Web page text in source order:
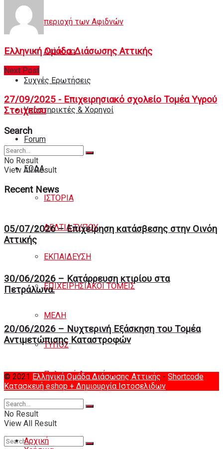
περιοχή των Αφιδνών
Διάφορα
Συχνές Ερωτήσεις
Υποστηρικτές & Χορηγοί
Forum
ΕΟΔA
ΙΣΤΟΡΙΑ
ΔΕΛΤΙΑ ΤΥΠΟΥ
ΕΚΠΑΙΔΕΥΣΗ
ΕΠΙΧΕΙΡΗΣΙΑΚΟΙ ΤΟΜΕΙΣ
ΜΕΛΗ
ΤΥΠΟΣ
Πολιτική Απορρήτου
Eπικοινωνία
Ελληνική Ομάδα Διάσωσης Αττικής
Next Post
27/09/2025 - Επιχειρησιακό σχολείο Τομέα Υγρού
Στοιχείου
Search
No Result
View All Result
Recent News
05/07/2026 – Επιχείρηση κατάσβεσης στην Οινόη
Αττικής
30/06/2026 – Κατάρρευση κτιρίου στα
Πετράλωνα.
20/06/2026 – Νυχτερινή Eξάσκηση του Tομέα
Αντιμετώπισης Καταστροφών
© 2021 Ελληνική Ομάδα Διάσωσης Αττικής - Shortcode
Κατασκευή eshop + Δημιουργία Ιστοσελιδων
No Result
View All Result
Αρχική